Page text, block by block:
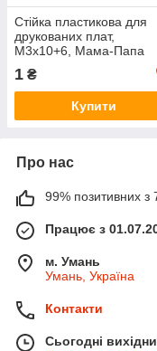
Стійка пластикова для
друкованих плат,
M3x10+6, Мама-Папа
1 ₴
Купити
Про нас
99% позитивних з
Працює з
м. Умань
Умань, Україна
Контакти
Сьогодні